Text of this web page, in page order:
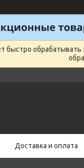
Доставка и оплата